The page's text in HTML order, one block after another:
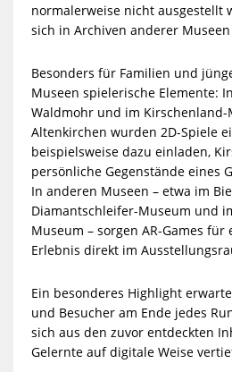
normalerweise nicht ausgestellt
sich in Archiven anderer
Besonders für Familien und
Museen spielerische Elemente:
Waldmohr und im Kirschenland-
Altenkirchen wurden 2D-Spiele
beispielsweise dazu einladen,
persönliche Gegenstände eines
In anderen Museen – etwa im
Diamantschleifer-Museum und
Museum – sorgen AR-Games für
Erlebnis direkt im
Ein besonderes Highlight
und Besucher am Ende jedes
sich aus den zuvor entdeckten
Gelernte auf digitale Weise